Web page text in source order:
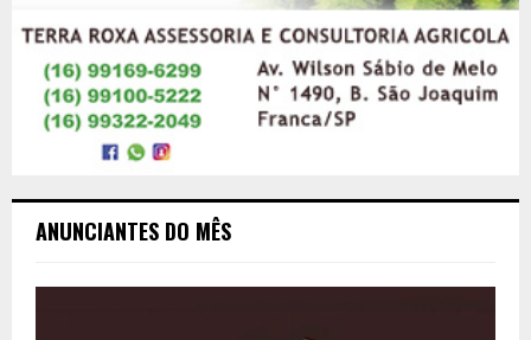
ANUNCIANTES DO MÊS